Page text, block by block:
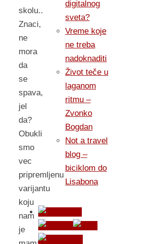
skolu..
Znaci,
ne
mora
da
se
spava,
jel
da?
Obukli
smo
vec
pripremljenu
varijantu
koju
nam
je
digitalnog
sveta?
Vreme koje
ne treba
nadoknaditi
Život teče u
laganom
ritmu –
Zvonko
Bogdan
Not a travel
blog –
biciklom do
Lisabona